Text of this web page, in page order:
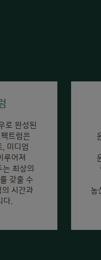
로 완성된
트럼은
미디엄
루어져
최상의
갖출 수
시간과
.
농